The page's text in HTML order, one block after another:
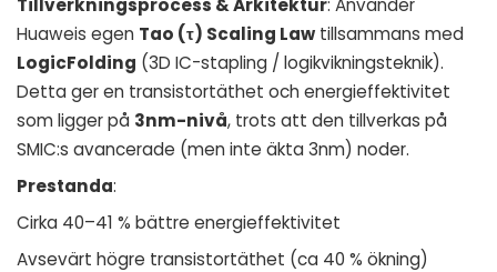
Tillverkningsprocess & Arkitektur: Använder
Huaweis egen Tao (τ) Scaling Law tillsammans med
LogicFolding (3D IC-stapling / logikvikningsteknik).
Detta ger en transistortäthet och energieffektivitet
som ligger på 3nm-nivå, trots att den tillverkas på
SMIC:s avancerade (men inte äkta 3nm) noder.
Prestanda:
Cirka 40–41 % bättre energieffektivitet
Avsevärt högre transistortäthet (ca 40 % ökning)